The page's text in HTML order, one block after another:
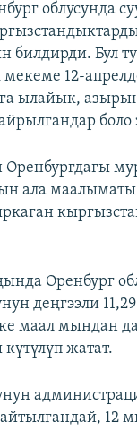
облусунда
билдирди. Бул
12-
ылайык,
боло
ала
Оренбург
деңгээли
маал мындан
жатат.
12